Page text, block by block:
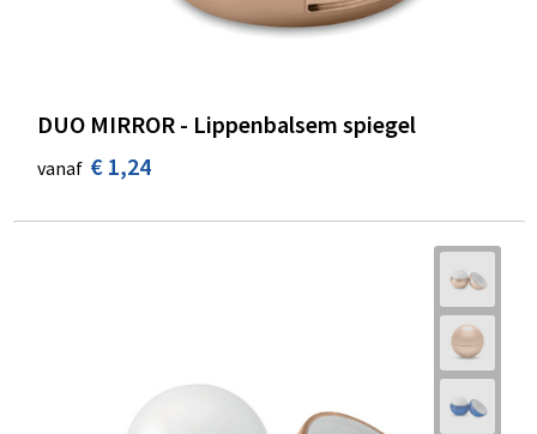
DUO MIRROR - Lippenbalsem spiegel
vanaf € 1,24